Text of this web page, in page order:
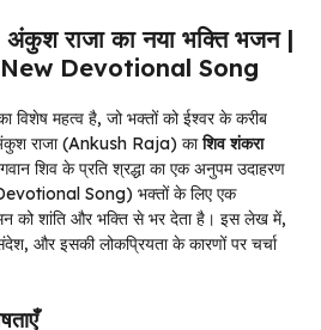
अंकुश राजा का नया भक्ति भजन |
Devotional Song
विशेष महत्व है, जो भक्तों को ईश्वर के करीब
अंकुश राजा (Ankush Raja) काशिव शंकरा
शिव के प्रति श्रद्धा का एक अनुपम उदाहरण
Song) भक्तों के लिए एक
को शांति और भक्ति से भर देता है। इस लेख में,
और इसकी लोकप्रियता के कारणों पर चर्चा